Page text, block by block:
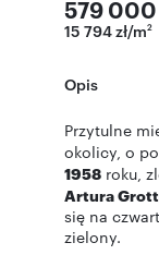
579 000
15 794 zł/m2
Opis
Przytulne
okolicy, o
1958 roku,
Artura
się na
zielony.